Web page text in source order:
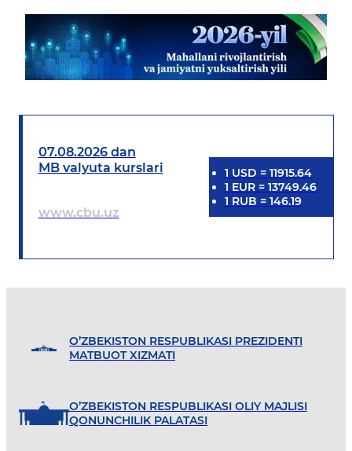
07.08.2026 dan
MB valyuta kurslari
www.cbu.uz
1 USD = 11915.64
1 EUR= 13749.46
1 RUB = 146.19
O’ZBEKISTON RESPUBLIKASI PREZIDENTI
MATBUOT XIZMATI
O’ZBEKISTON RESPUBLIKASI OLIY MAJLISI
QONUNCHILIK PALATASI